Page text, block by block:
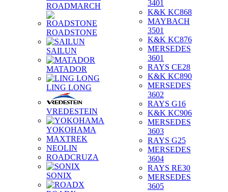
ROADMARCH
ROADSTONE
SAILUN
MATADOR
LING LONG
VREDESTEIN
YOKOHAMA
MAXTREK
NEOLIN
ROADCRUZA
SONIX
3401
K&K KC868
MAYBACH
3501
K&K KC876
MERSEDES
3601
RAYS CE28
K&K KC890
MERSEDES
3602
RAYS G16
K&K KC906
MERSEDES
3603
RAYS G25
MERSEDES
3604
RAYS RE30
MERSEDES
3605